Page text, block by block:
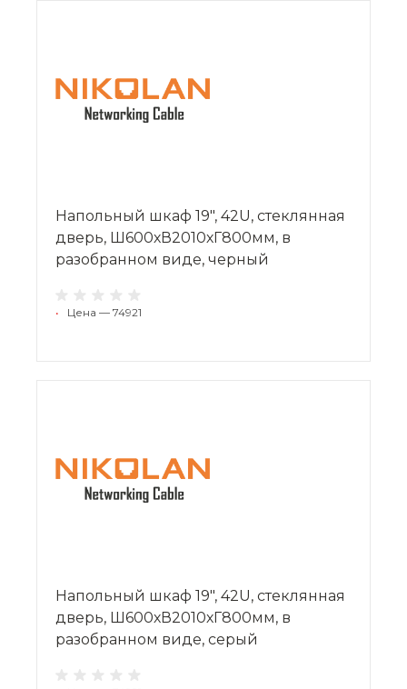
Напольный шкаф 19", 42U, стеклянная
дверь, Ш600хВ2010хГ800мм, в
разобранном виде, черный
• Цена — 74921
Напольный шкаф 19", 42U, стеклянная
дверь, Ш600хВ2010хГ800мм, в
разобранном виде, серый